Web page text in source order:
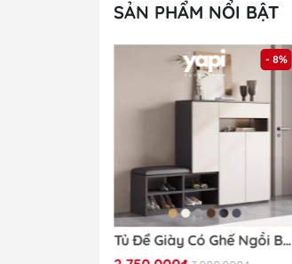
SẢN PHẨM NỔI BẬT
- 8%
Tủ Để Giày Có Ghế Ngồi Bọc Nệm 140x35x100cm Yapi-322